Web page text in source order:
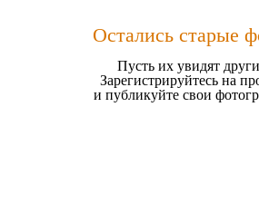
Остались старые
Пусть их увидят
Зарегистрируйтесь на
и публикуйте свои